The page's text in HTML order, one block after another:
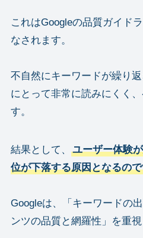
これはGoogleの品質ガイド
なされます。
不自然にキーワードが繰り
にとって非常に読みにくく
す。
結果として、
ユーザー体験
位が下落する原因となるの
Googleは、「キーワードの
ンツの品質と網羅性」を重視